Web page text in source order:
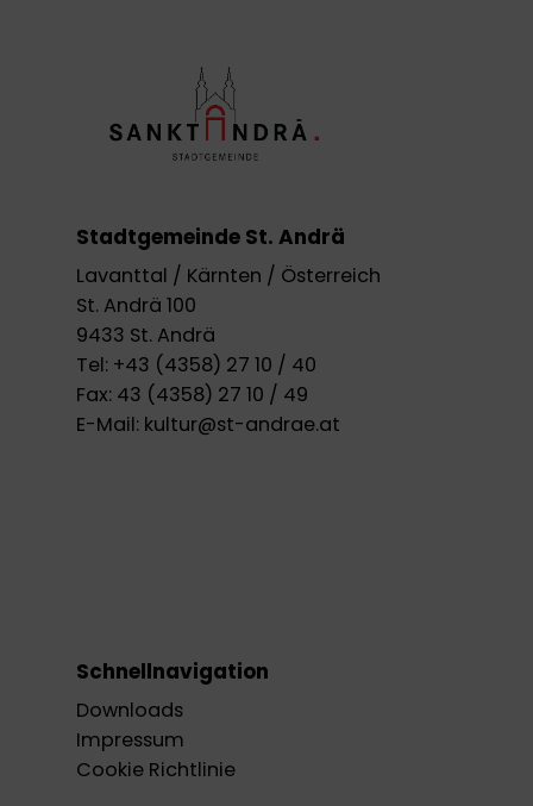
Stadtgemeinde St. Andrä
Lavanttal / Kärnten / Österreich
St. Andrä 100
9433 St. Andrä
Tel: +43 (4358) 27 10 / 40
Fax: 43 (4358) 27 10 / 49
E-Mail: kultur@st-andrae.at
Schnellnavigation
Downloads
Impressum
Cookie Richtlinie